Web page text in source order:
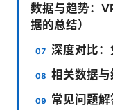
数据与趋势：
据的总结）
深度对比
相关数据与
常见问题解